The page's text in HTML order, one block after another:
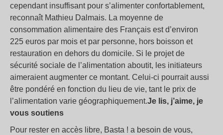
cependant insuffisant pour s’alimenter confortablement,
reconnaît Mathieu Dalmais. La moyenne de
consommation alimentaire des Français est d’environ
225 euros par mois et par personne, hors boisson et
restauration en dehors du domicile. Si le projet de
sécurité sociale de l’alimentation aboutit, les initiateurs
aimeraient augmenter ce montant. Celui-ci pourrait aussi
être pondéré en fonction du lieu de vie, tant le prix de
l’alimentation varie géographiquement.Je lis, j’aime, je
vous soutiens
Pour rester en accès libre, Basta ! a besoin de vous,